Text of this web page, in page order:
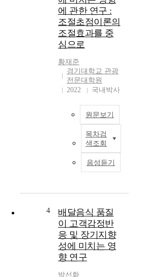
에 관한 연구 :
조절초점이론의
조절효과를 중
심으로
황재준
경기대학교 관광
전문대학원
2022
국내박사
원문보기
목차검
색조회
음성듣기
4
배달음식 품질
이 고객감정반
응 및 장기지향
성에 미치는 영
향 연구
박선화